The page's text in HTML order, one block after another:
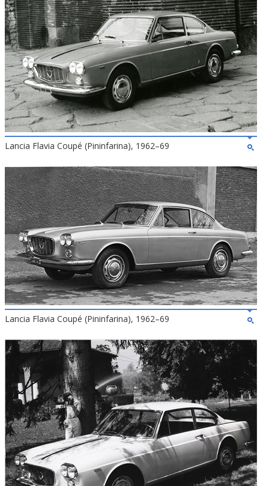
Lancia Flavia Coupé (Pininfarina), 1962–69
Lancia Flavia Coupé (Pininfarina), 1962–69